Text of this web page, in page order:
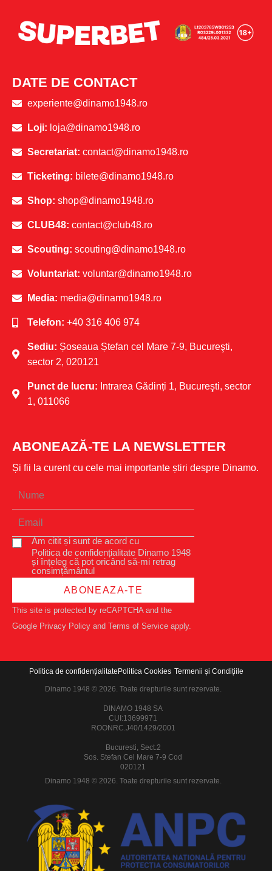
DATE DE CONTACT
experiente@dinamo1948.ro
Loji: loja@dinamo1948.ro
Secretariat: contact@dinamo1948.ro
Ticketing: bilete@dinamo1948.ro
Shop: shop@dinamo1948.ro
CLUB48: contact@club48.ro
Scouting: scouting@dinamo1948.ro
Voluntariat: voluntar@dinamo1948.ro
Media: media@dinamo1948.ro
Telefon: +40 316 406 974
Sediu: Șoseaua Ștefan cel Mare 7-9, Bucureşti,
sector 2, 020121
Punct de lucru: Intrarea Gădinți 1, Bucureşti, sector
1, 011066
ABONEAZĂ-TE LA NEWSLETTER
Și fii la curent cu cele mai importante știri despre Dinamo.
Am citit și sunt de acord cu
Politica de confidențialitate Dinamo 1948
și înțeleg că pot oricând să-mi retrag
consimțământul
ABONEAZA-TE
This site is protected by reCAPTCHA and the
Google Privacy Policy and Terms of Service apply.
Politica de confidențialitatePolitica Cookies Termenii și Condițiile
Dinamo 1948 © 2026. Toate drepturile sunt rezervate.
DINAMO 1948 SA
CUI:13699971
ROONRC.J40/1429/2001
Bucuresti, Sect.2
Sos. Stefan Cel Mare 7-9 Cod
020121
Dinamo 1948 © 2026. Toate drepturile sunt rezervate.